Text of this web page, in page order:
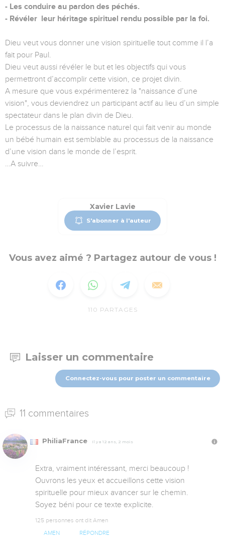
- Les conduire au pardon des péchés.
- Révéler leur héritage spirituel rendu possible par la foi.
Dieu veut vous donner une vision spirituelle tout comme il l’a
fait pour Paul.
Dieu veut aussi révéler le but et les objectifs qui vous
permettront d’accomplir cette vision, ce projet divin.
A mesure que vous expérimenterez la "naissance d’une
vision", vous deviendrez un participant actif au lieu d’un simple
spectateur dans le plan divin de Dieu.
Le processus de la naissance naturel qui fait venir au monde
un bébé humain est semblable au processus de la naissance
d’une vision dans le monde de l’esprit.
…A suivre…
Xavier Lavie
S'abonner à l'auteur
Vous avez aimé ? Partagez autour de vous !
110 PARTAGES
Laisser un commentaire
Connectez-vous pour poster un commentaire
11 commentaires
PhiliaFrance Il y a 12 ans, 2 mois
Extra, vraiment intéressant, merci beaucoup !
Ouvrons les yeux et accueillons cette vision
spirituelle pour mieux avancer sur le chemin.
Soyez béni pour ce texte explicite.
125 personnes ont dit Amen
AMEN RÉPONDRE